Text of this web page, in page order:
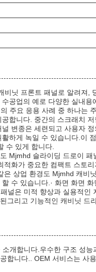
비닛 프론트 패널로 알려져,
공업의 예로 다양한 실내용
주요 응용 사례 중 하나는
합니다. 중간의 스크래치
변종은 세련되고 사용자
하게 녹일 수 있습니다.이
수 있게 합니다.
Mjmhd 슬라이딩 드로이
적화가 중요한 컴팩트 스토
은 상업 환경도 Mjmhd 캐비
수 있습니다.· 화면 화면
널은 미적 향상과 실용적
그리고 기능적인 캐비닛 드
개합니다.우수한 구조 성
합니다.. OEM 서비스는 사